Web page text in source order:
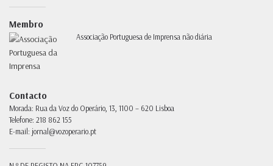
Membro
Associação Portuguesa de Imprensa não diária
Contacto
Morada: Rua da Voz do Operário, 13, 1100 – 620 Lisboa
Telefone: 218 862 155
E-mail: jornal@vozoperario.pt